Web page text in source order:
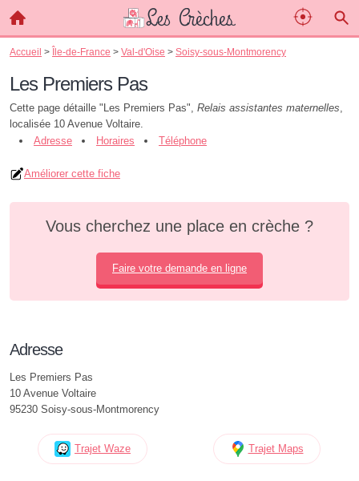
Accueil > Île-de-France > Val-d'Oise > Soisy-sous-Montmorency
Les Premiers Pas
Cette page détaille "Les Premiers Pas", Relais assistantes maternelles,
localisée 10 Avenue Voltaire.
Adresse
Horaires Téléphone
Améliorer cette fiche
Vous cherchez une place en crèche ?
Faire votre demande en ligne
Adresse
Les Premiers Pas
10 Avenue Voltaire
95230 Soisy-sous-Montmorency
Trajet Waze Trajet Maps